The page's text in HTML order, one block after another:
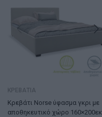
ΚΡΕΒΑΤΙΑ
Κρεβάτι Norse ύφασμα γκρι με
αποθηκευτικό χώρο 160×200εκ